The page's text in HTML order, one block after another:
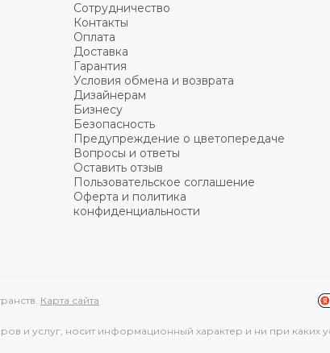
Сотрудничество
Контакты
Оплата
Доставка
Гарантия
Условия обмена и возврата
Дизайнерам
Бизнесу
Безопасность
Предупреждение о цветопередаче
Вопросы и ответы
Оставить отзыв
Пользовательское соглашение
Оферта и политика
конфиденциальности
Карта сайта
и услуг, носит информационный характер и ни при